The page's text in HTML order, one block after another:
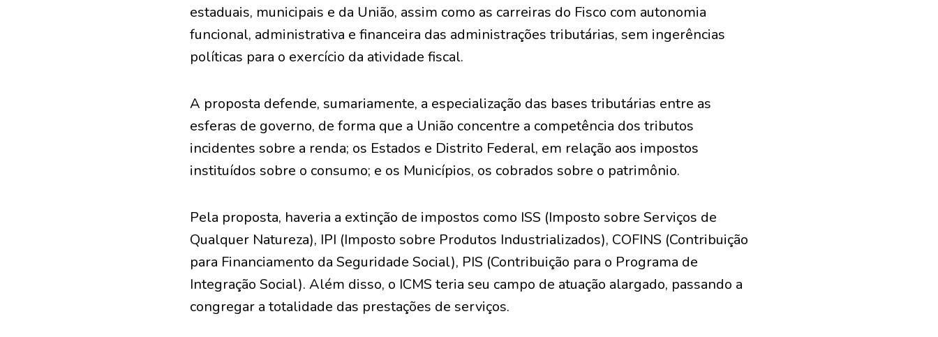
estaduais, municipais e da União, assim como as carreiras do Fisco com autonomia
funcional, administrativa e financeira das administrações tributárias, sem ingerências
políticas para o exercício da atividade fiscal.
A proposta defende, sumariamente, a especialização das bases tributárias entre as
esferas de governo, de forma que a União concentre a competência dos tributos
incidentes sobre a renda; os Estados e Distrito Federal, em relação aos impostos
instituídos sobre o consumo; e os Municípios, os cobrados sobre o patrimônio.
Pela proposta, haveria a extinção de impostos como ISS (Imposto sobre Serviços de
Qualquer Natureza), IPI (Imposto sobre Produtos Industrializados), COFINS (Contribuição
para Financiamento da Seguridade Social), PIS (Contribuição para o Programa de
Integração Social). Além disso, o ICMS teria seu campo de atuação alargado, passando a
congregar a totalidade das prestações de serviços.